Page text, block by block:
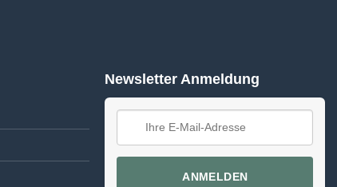
Newsletter Anmeldung
ANMELDEN